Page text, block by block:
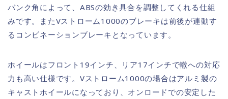
バンク角によって、ABSの効き具合を調整してくれる仕組
みです。またVストローム1000のブレーキは前後が連動す
るコンビネーションブレーキとなっています。
ホイールはフロント19インチ、リア17インチで轍への対応
力も高い仕様です。Vストローム1000の場合はアルミ製の
キャストホイールになっており、オンロードでの安定した